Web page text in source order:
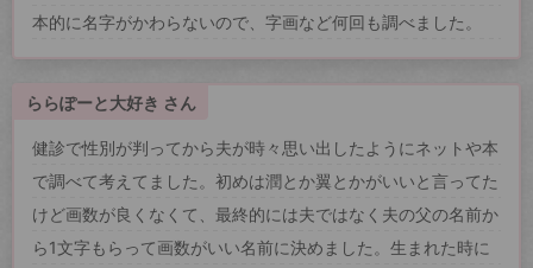
本的に名字がかわらないので、字画など何回も調べました。
ららぽーと大好き さん
健診で性別が判ってから夫が時々思い出したようにネットや本
で調べて考えてました。初めは潤とか翼とかがいいと言ってた
けど画数が良くなくて、最終的には夫ではなく夫の父の名前か
ら1文字もらって画数がいい名前に決めました。生まれた時に